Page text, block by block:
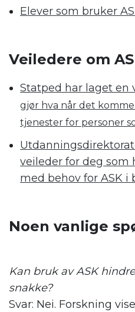
Elever som bruker
Veiledere om
Statped har laget en
gjør hva når det
tjenester for personer
veileder for deg som
med behov for ASK i
Noen vanlige
Kan bruk av ASK
snakke?
Svar: Nei. Forskning